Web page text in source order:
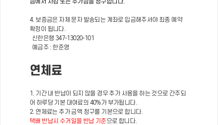
4. 보증금은 자체 문자 발송되는 계좌로 입금해주셔야 최종 예약
확정이 됩니다.
신한은행 347-13020-101
예금주 : 한준영
연체료
1. 기간 내 반납이 되지 않을 경우 추가 사용을 하는 것으로 간주되
어 하루당 기본 대여료의 40%가 부가됩니다.
2. 연체료는 추가 금액 청구를 기본으로 합니다.
택배 반납시 수거일을 반납 기준으로 합니다.